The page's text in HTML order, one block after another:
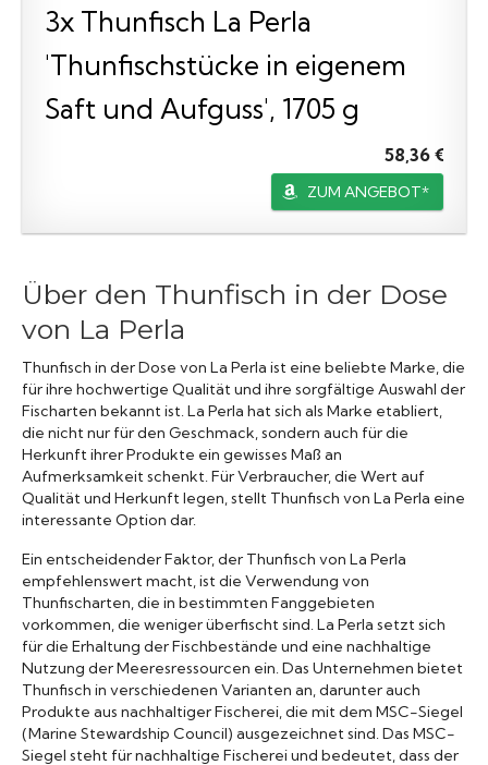
3x Thunfisch La Perla
'Thunfischstücke in eigenem
Saft und Aufguss', 1705 g
58,36 €
ZUM ANGEBOT*
Über den Thunfisch in der Dose
von La Perla
Thunfisch in der Dose von La Perla ist eine beliebte Marke, die
für ihre hochwertige Qualität und ihre sorgfältige Auswahl der
Fischarten bekannt ist. La Perla hat sich als Marke etabliert,
die nicht nur für den Geschmack, sondern auch für die
Herkunft ihrer Produkte ein gewisses Maß an
Aufmerksamkeit schenkt. Für Verbraucher, die Wert auf
Qualität und Herkunft legen, stellt Thunfisch von La Perla eine
interessante Option dar.
Ein entscheidender Faktor, der Thunfisch von La Perla
empfehlenswert macht, ist die Verwendung von
Thunfischarten, die in bestimmten Fanggebieten
vorkommen, die weniger überfischt sind. La Perla setzt sich
für die Erhaltung der Fischbestände und eine nachhaltige
Nutzung der Meeresressourcen ein. Das Unternehmen bietet
Thunfisch in verschiedenen Varianten an, darunter auch
Produkte aus nachhaltiger Fischerei, die mit dem MSC-Siegel
(Marine Stewardship Council) ausgezeichnet sind. Das MSC-
Siegel steht für nachhaltige Fischerei und bedeutet, dass der